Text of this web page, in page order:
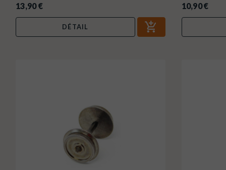
13,90 €
DÉTAIL
10,90 €